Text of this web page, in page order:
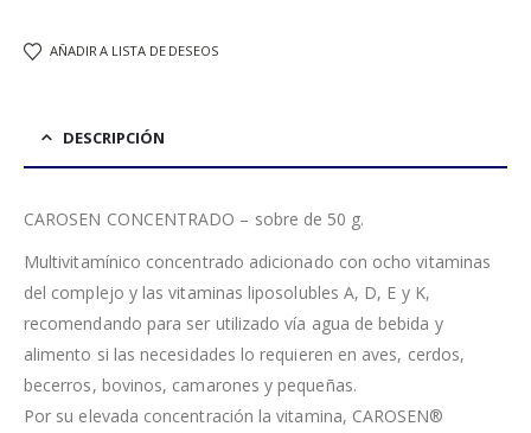
AÑADIR A LISTA DE DESEOS
DESCRIPCIÓN
CAROSEN CONCENTRADO – sobre de 50 g.
Multivitamínico concentrado adicionado con ocho vitaminas
del complejo y las vitaminas liposolubles A, D, E y K,
recomendando para ser utilizado vía agua de bebida y
alimento si las necesidades lo requieren en aves, cerdos,
becerros, bovinos, camarones y pequeñas.
Por su elevada concentración la vitamina, CAROSEN®